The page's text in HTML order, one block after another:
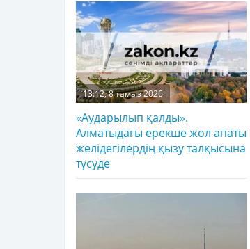
13:12, 8 тамыз 2026
«Аударылып қалды».
Алматыдағы ерекше жол апаты
желідегілердің қызу талқысына
түсуде